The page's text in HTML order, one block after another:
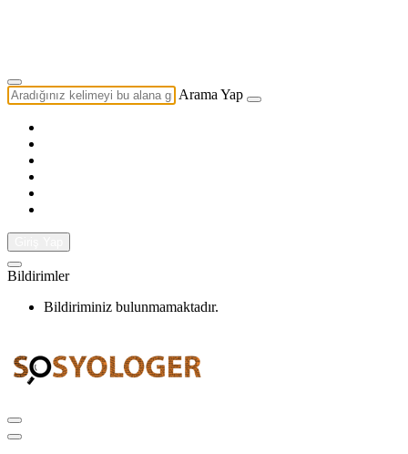
Arama Yap
Bildirimler
Bildiriminiz bulunmamaktadır.